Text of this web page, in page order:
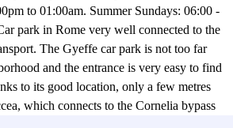
to 01:00am. Summer Sundays: 06:00 -
park in Rome very well connected to the
The Gyeffe car park is not too far
and the entrance is very easy to find
to its good location, only a few metres
which connects to the Cornelia bypass